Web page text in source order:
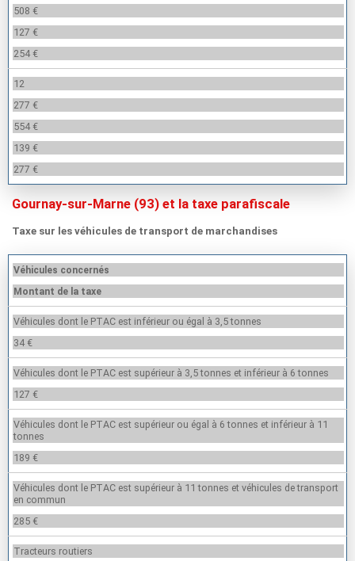
508 €
127 €
254 €
12
277 €
554 €
139 €
277 €
Gournay-sur-Marne (93) et la taxe parafiscale
Taxe sur les véhicules de transport de marchandises
Véhicules concernés
Montant de la taxe
Véhicules dont le PTAC est inférieur ou égal à 3,5 tonnes
34 €
Véhicules dont le PTAC est supérieur à 3,5 tonnes et inférieur à 6 tonnes
127 €
Véhicules dont le PTAC est supérieur ou égal à 6 tonnes et inférieur à 11
tonnes
189 €
Véhicules dont le PTAC est supérieur à 11 tonnes et véhicules de transport
en commun
285 €
Tracteurs routiers